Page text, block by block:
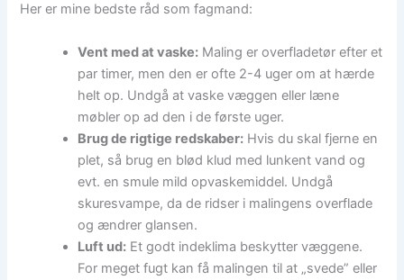
Her er mine bedste råd som fagmand:
Vent med at vaske: Maling er overfladetør efter et
par timer, men den er ofte 2-4 uger om at hærde
helt op. Undgå at vaske væggen eller læne
møbler op ad den i de første uger.
Brug de rigtige redskaber: Hvis du skal fjerne en
plet, så brug en blød klud med lunkent vand og
evt. en smule mild opvaskemiddel. Undgå
skuresvampe, da de ridser i malingens overflade
og ændrer glansen.
Luft ud: Et godt indeklima beskytter væggene.
For meget fugt kan få malingen til at „svede” eller